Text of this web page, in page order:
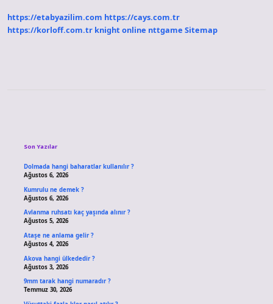
Var
https://etabyazilim.com https://cays.com.tr
https://korloff.com.tr knight online nttgame Sitemap
Son Yazılar
Dolmada hangi baharatlar kullanılır ?
Ağustos 6, 2026
Kumrulu ne demek ?
Ağustos 6, 2026
Avlanma ruhsatı kaç yaşında alınır ?
Ağustos 5, 2026
Ataşe ne anlama gelir ?
Ağustos 4, 2026
Akova hangi ülkededir ?
Ağustos 3, 2026
9mm tarak hangi numaradır ?
Temmuz 30, 2026